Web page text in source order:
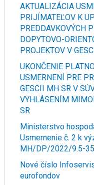
AKTUALIZÁCIA
PRIJÍMATEĽOV K
PREDDAVKOVÝCH
DOPYTOVO-
PROJEKTOV V
UKONČENIE
USMERNENÍ PRE
GESCII MH SR V
VYHLÁSENÍM
SR
Ministerstvo
Usmernenie č. 2 k
MH/DP/2022/9.5-35
Nové číslo
eurofondov